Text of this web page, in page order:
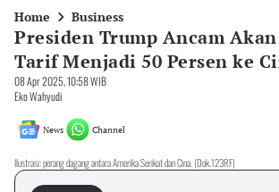
Home Business
Presiden Trump Ancam
Tarif Menjadi 50 Persen ke
08 Apr 2025, 10:58 WIB
Eko Wahyudi
News Channel
Ilustrasi: perang dagang antara Amerika Serikat dan Cina. (Dok.123RF)